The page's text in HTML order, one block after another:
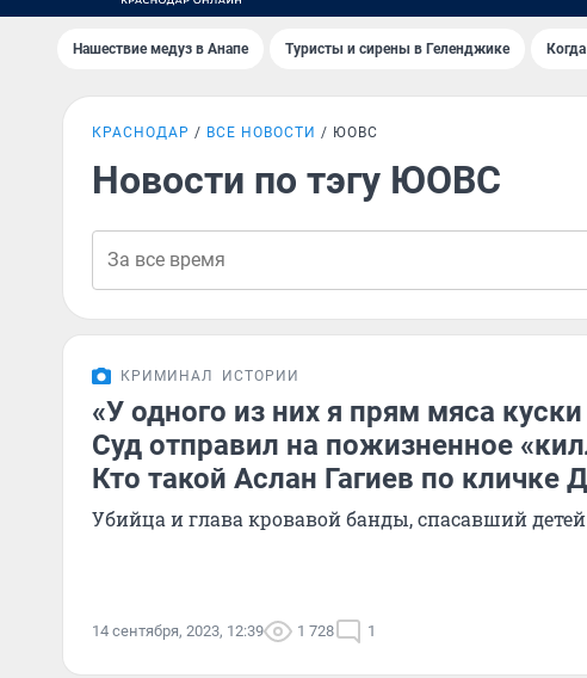
Нашествие медуз в Анапе Туристы и сирены в Геленджике
КРАСНОДАР ВСЕ НОВОСТИ ЮОВС
Новости по тэгу ЮОВС
КРИМИНАЛ ИСТОРИИ
«У одного из них я прям мяса
Суд отправил на пожизненное
Кто такой Аслан Гагиев по кличке
Убийца и глава кровавой банды, спасавший
14 сентября, 2023, 12:39 1 728 1